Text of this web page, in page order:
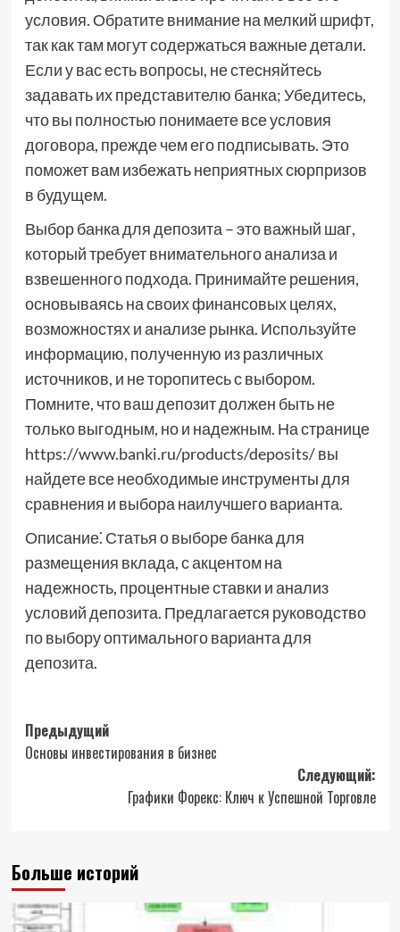
условия. Обратите внимание на мелкий шрифт,
так как там могут содержаться важные детали.
Если у вас есть вопросы, не стесняйтесь
задавать их представителю банка; Убедитесь,
что вы полностью понимаете все условия
договора, прежде чем его подписывать. Это
поможет вам избежать неприятных сюрпризов
в будущем.
Выбор банка для депозита – это важный шаг,
который требует внимательного анализа и
взвешенного подхода. Принимайте решения,
основываясь на своих финансовых целях,
возможностях и анализе рынка. Используйте
информацию, полученную из различных
источников, и не торопитесь с выбором.
Помните, что ваш депозит должен быть не
только выгодным, но и надежным. На странице
https://www.banki.ru/products/deposits/ вы
найдете все необходимые инструменты для
сравнения и выбора наилучшего варианта.
Описание⁚ Статья о выборе банка для
размещения вклада, с акцентом на
надежность, процентные ставки и анализ
условий депозита. Предлагается руководство
по выбору оптимального варианта для
депозита.
Навигация
записи
Предыдущий
Основы инвестирования в бизнес
Следующий:
Графики Форекс: Ключ к Успешной Торговле
Больше историй